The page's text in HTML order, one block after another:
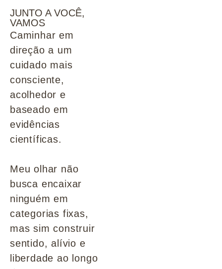
JUNTO A VOCÊ,
VAMOS
Caminhar em
direção a um
cuidado mais
consciente,
acolhedor e
baseado em
evidências
científicas.
Meu olhar não
busca encaixar
ninguém em
categorias fixas,
mas sim construir
sentido, alívio e
liberdade ao longo